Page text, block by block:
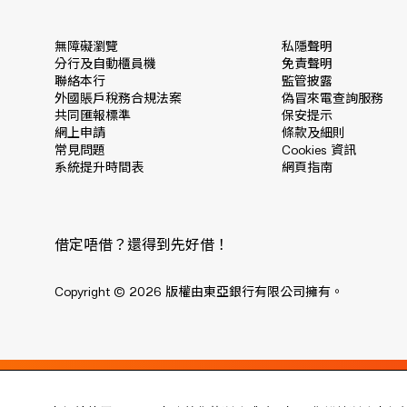
無障礙瀏覽
分行及自動櫃員機
聯絡本行
外國賬戶稅務合規法案
共同匯報標準
網上申請
常見問題
系統提升時間表
私隱聲明
免責聲明
監管披露
偽冒來電查詢服務
保安提示
條款及細則
Cookies 資訊
網頁指南
借定唔借？還得到先好借！
Copyright © 2026 版權由東亞銀行有限公司擁有。